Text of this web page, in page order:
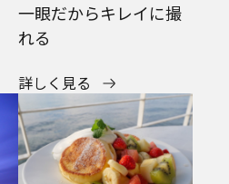
一眼だからキレイに撮
れる
詳しく見る